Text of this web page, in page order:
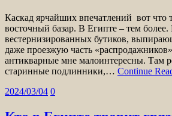
Каскад ярчайших впечатлений ­ вот что
восточный базар. В Египте – тем более.
вестернизированных бутиков,
даже проезжую часть
антикварные мне малоинтересны. Там
старинные подлинники,… Continue
2024/03/04 0